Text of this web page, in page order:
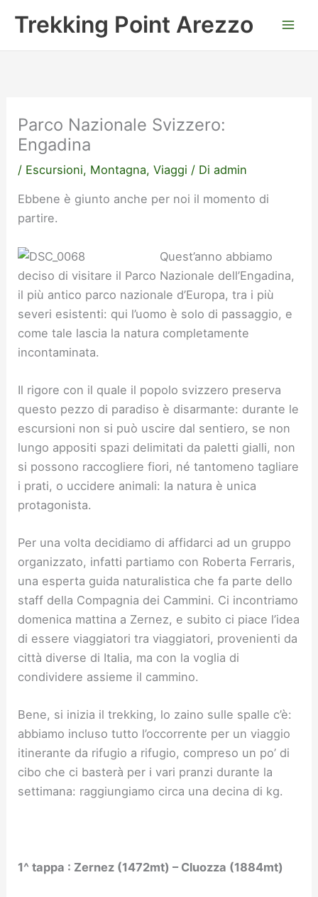
contenuto
Trekking Point Arezzo
Parco Nazionale Svizzero:
Engadina
/ Escursioni, Montagna,Viaggi / Diadmin
Ebbene è giunto anche per noi il momento di
partire.
Quest’anno abbiamo
deciso di visitare il Parco Nazionale dell’Engadina,
il più antico parco nazionale d’Europa, tra i più
severi esistenti: qui l’uomo è solo di passaggio, e
come tale lascia la natura completamente
incontaminata.
Il rigore con il quale il popolo svizzero preserva
questo pezzo di paradiso è disarmante: durante le
escursioni non si può uscire dal sentiero, se non
lungo appositi spazi delimitati da paletti gialli, non
si possono raccogliere fiori, né tantomeno tagliare
i prati, o uccidere animali: la natura è unica
protagonista.
Per una volta decidiamo di affidarci ad un gruppo
organizzato, infatti partiamo con Roberta Ferraris,
una esperta guida naturalistica che fa parte dello
staff della Compagnia dei Cammini. Ci incontriamo
domenica mattina a Zernez, e subito ci piace l’idea
di essere viaggiatori tra viaggiatori, provenienti da
città diverse di Italia, ma con la voglia di
condividere assieme il cammino.
Bene, si inizia il trekking, lo zaino sulle spalle c’è:
abbiamo incluso tutto l’occorrente per un viaggio
itinerante da rifugio a rifugio, compreso un po’ di
cibo che ci basterà per i vari pranzi durante la
settimana: raggiungiamo circa una decina di kg.
1^ tappa : Zernez (1472mt) – Cluozza (1884mt)